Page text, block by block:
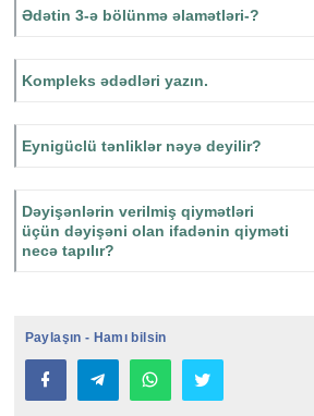
Ədətin 3-ə bölünmə əlamətləri-?
Kompleks ədədləri yazın.
Eynigüclü tənliklər nəyə deyilir?
Dəyişənlərin verilmiş qiymətləri
üçün dəyişəni olan ifadənin qiyməti
necə tapılır?
Paylaşın - Hamı bilsin